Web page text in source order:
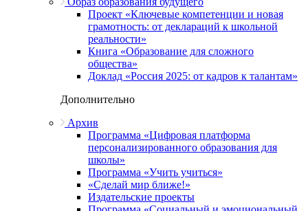
Проект «Ключевые компетенции и новая
грамотность: от деклараций к школьной
реальности»
Книга «Образование для сложного
общества»
Доклад «Россия 2025: от кадров к талантам»
Дополнительно
Архив
Программа «Цифровая платформа
персонализированного образования для
школы»
Программа «Учить учиться»
«Сделай мир ближе!»
Издательские проекты